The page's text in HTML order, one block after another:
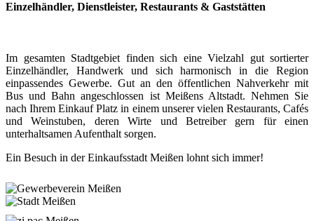
Einzelhändler, Dienstleister, Restaurants & Gaststätten
Im gesamten Stadtgebiet finden sich eine Vielzahl gut sortierter
Einzelhändler, Handwerk und sich harmonisch in die Region
einpassendes Gewerbe. Gut an den öffentlichen Nahverkehr mit
Bus und Bahn angeschlossen ist Meißens Altstadt. Nehmen Sie
nach Ihrem Einkauf Platz in einem unserer vielen Restaurants, Cafés
und Weinstuben, deren Wirte und Betreiber gern für einen
unterhaltsamen Aufenthalt sorgen.
Ein Besuch in der Einkaufsstadt Meißen lohnt sich immer!